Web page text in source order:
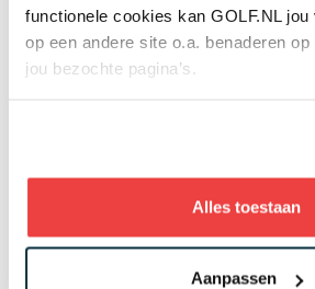
functionele cookies kan GOLF.NL
op een andere site o.a. benaderen
jou bezochte pagina’s.
Alles toestaan
Aanpassen